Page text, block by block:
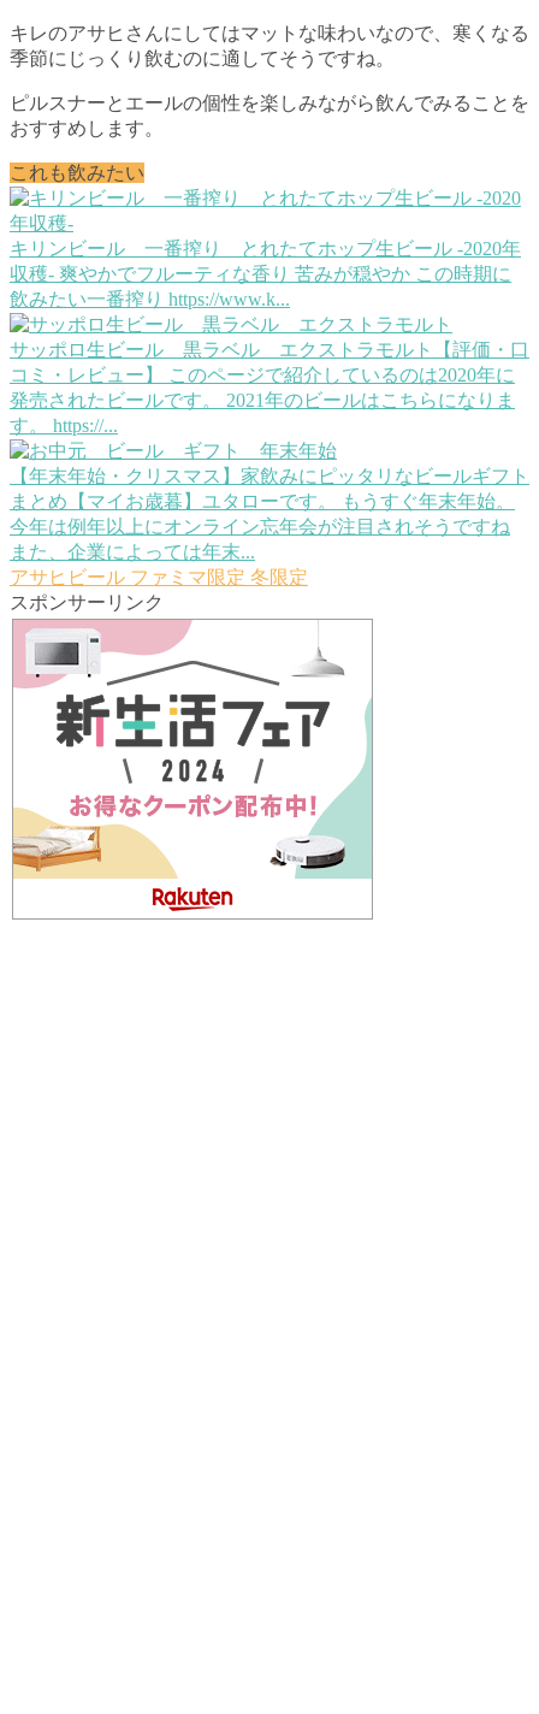
キレのアサヒさんにしてはマットな味わいなので、寒くなる
季節にじっくり飲むのに適してそうですね。
ピルスナーとエールの個性を楽しみながら飲んでみることを
おすすめします。
これも飲みたい
キリンビール 一番搾り とれたてホップ生ビール -2020年
収穫- 爽やかでフルーティな香り 苦みが穏やか この時期に
飲みたい一番搾り https://www.k...
サッポロ生ビール 黒ラベル エクストラモルト【評価・口
コミ・レビュー】
このページで紹介しているのは2020年に
発売されたビールです。 2021年のビールはこちらになりま
す。 https://...
【年末年始・クリスマス】家飲みにピッタリなビールギフト
まとめ【マイお歳暮】 ユタローです。 もうすぐ年末年始。
今年は例年以上にオンライン忘年会が注目されそうですね
また、企業によっては年末...
アサヒビール ファミマ限定 冬限定
スポンサーリンク